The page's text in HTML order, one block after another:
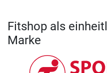
Fitshop als
Marke